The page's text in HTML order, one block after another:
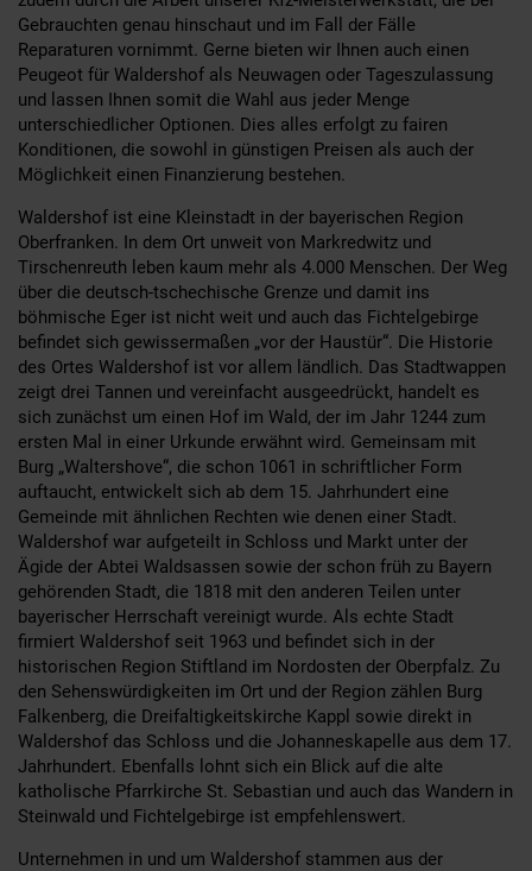
Gebrauchten genau hinschaut und im Fall der Fälle
Reparaturen vornimmt. Gerne bieten wir Ihnen auch einen
Peugeot für Waldershof als Neuwagen oder Tageszulassung
und lassen Ihnen somit die Wahl aus jeder Menge
unterschiedlicher Optionen. Dies alles erfolgt zu fairen
Konditionen, die sowohl in günstigen Preisen als auch der
Möglichkeit einen Finanzierung bestehen.
Waldershof ist eine Kleinstadt in der bayerischen Region
Oberfranken. In dem Ort unweit von Markredwitz und
Tirschenreuth leben kaum mehr als 4.000 Menschen. Der Weg
über die deutsch-tschechische Grenze und damit ins
böhmische Eger ist nicht weit und auch das Fichtelgebirge
befindet sich gewissermaßen „vor der Haustür“. Die Historie
des Ortes Waldershof ist vor allem ländlich. Das Stadtwappen
zeigt drei Tannen und vereinfacht ausgeedrückt, handelt es
sich zunächst um einen Hof im Wald, der im Jahr 1244 zum
ersten Mal in einer Urkunde erwähnt wird. Gemeinsam mit
Burg „Waltershove“, die schon 1061 in schriftlicher Form
auftaucht, entwickelt sich ab dem 15. Jahrhundert eine
Gemeinde mit ähnlichen Rechten wie denen einer Stadt.
Waldershof war aufgeteilt in Schloss und Markt unter der
Ägide der Abtei Waldsassen sowie der schon früh zu Bayern
gehörenden Stadt, die 1818 mit den anderen Teilen unter
bayerischer Herrschaft vereinigt wurde. Als echte Stadt
firmiert Waldershof seit 1963 und befindet sich in der
historischen Region Stiftland im Nordosten der Oberpfalz. Zu
den Sehenswürdigkeiten im Ort und der Region zählen Burg
Falkenberg, die Dreifaltigkeitskirche Kappl sowie direkt in
Waldershof das Schloss und die Johanneskapelle aus dem 17.
Jahrhundert. Ebenfalls lohnt sich ein Blick auf die alte
katholische Pfarrkirche St. Sebastian und auch das Wandern in
Steinwald und Fichtelgebirge ist empfehlenswert.
Unternehmen in und um Waldershof stammen aus der